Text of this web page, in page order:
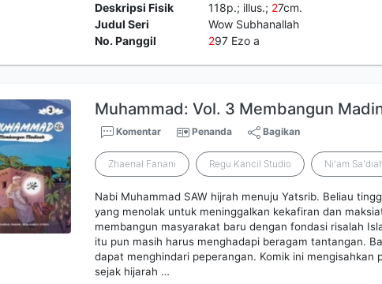
Deskripsi Fisik
118p.; illus.; 27cm.
Judul Seri
Wow Subhanallah
No. Panggil
297 Ezo a
Muhammad: Vol. 3 Membangun
Komentar Penanda Bagikan
Zhaenal Fanani Regu Kancil Studio Ni'am
Nabi Muhammad SAW hijrah menuju Yatsrib. Beliau
yang menolak untuk meninggalkan kekafiran dan
membangun masyarakat baru dengan fondasi risalah
itu pun masih harus menghadapi beragam tantangan.
dapat menghindari peperangan. Komik ini mengisahkan
sejak hijarah …